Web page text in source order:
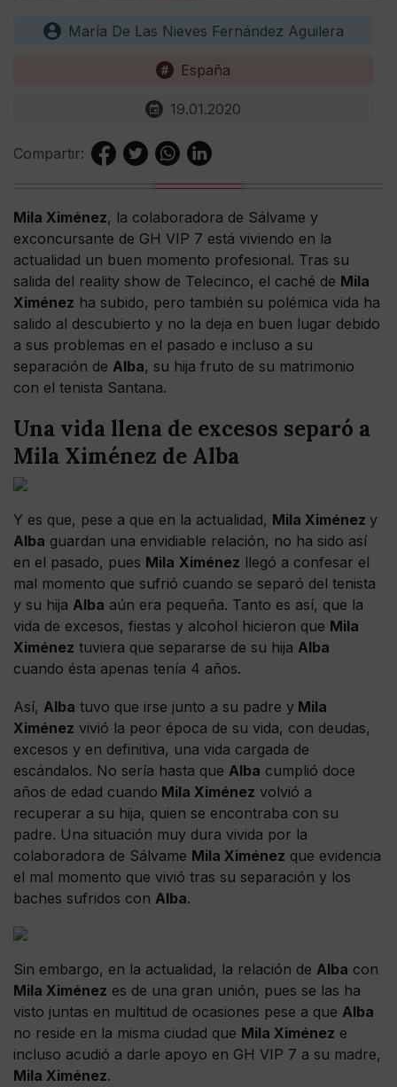
María De Las Nieves Fernández Aguilera
España
19.01.2020
Compartir:
Mila Ximénez, la colaboradora de Sálvame y
exconcursante de GH VIP 7 está viviendo en la
actualidad un buen momento profesional. Tras su
salida del reality show de Telecinco, el caché de Mila
Ximénez ha subido, pero también su polémica vida ha
salido al descubierto y no la deja en buen lugar debido
a sus problemas en el pasado e incluso a su
separación de Alba, su hija fruto de su matrimonio
con el tenista Santana.
Una vida llena de excesos separó a
Mila Ximénez de Alba
Y es que, pese a que en la actualidad, Mila Ximénez y
Alba guardan una envidiable relación, no ha sido así
en el pasado, pues Mila Ximénez llegó a confesar el
mal momento que sufrió cuando se separó del tenista
y su hija Alba aún era pequeña. Tanto es así, que la
vida de excesos, fiestas y alcohol hicieron que Mila
Ximénez tuviera que separarse de su hija Alba
cuando ésta apenas tenía 4 años.
Así, Alba tuvo que irse junto a su padre y Mila
Ximénez vivió la peor época de su vida, con deudas,
excesos y en definitiva, una vida cargada de
escándalos. No sería hasta que Alba cumplió doce
años de edad cuando Mila Ximénez volvió a
recuperar a su hija, quien se encontraba con su
padre. Una situación muy dura vivida por la
colaboradora de Sálvame Mila Ximénez que evidencia
el mal momento que vivió tras su separación y los
baches sufridos con Alba.
Sin embargo, en la actualidad, la relación de Alba con
Mila Ximénez es de una gran unión, pues se las ha
visto juntas en multitud de ocasiones pese a que Alba
no reside en la misma ciudad que Mila Ximénez e
incluso acudió a darle apoyo en GH VIP 7 a su madre,
Mila Ximénez.